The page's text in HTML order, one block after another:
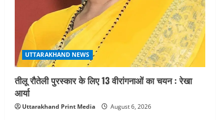
UTTARAKHAND NEWS
तीलू रौतेली पुरस्कार के लिए 13 वीरांगनाओं का चयन : रेखा
आर्या
Uttarakhand Print Media August 6, 2026